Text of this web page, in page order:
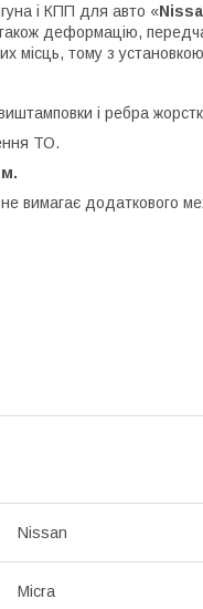
і КПП для авто «
деформацію,
місць, тому з
і ребра
ТО.
вимагає додаткового
Nissan
Micra